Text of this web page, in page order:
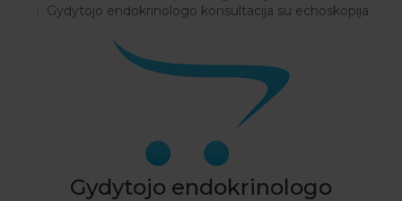
Gydytojo endokrinologo konsultacija su echoskopija
Gydytojo endokrinologo